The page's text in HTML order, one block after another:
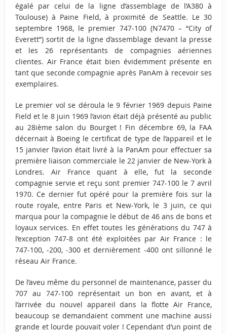
égalé par celui de la ligne d’assemblage de l’A380 à
Toulouse) à Paine Field, à proximité de Seattle. Le 30
septembre 1968, le premier 747-100 (N7470 – “City of
Everett”) sortit de la ligne d’assemblage devant la presse
et les 26 représentants de compagnies aériennes
clientes. Air France était bien évidemment présente en
tant que seconde compagnie après PanAm à recevoir ses
exemplaires.
Le premier vol se déroula le 9 février 1969 depuis Paine
Field et le 8 juin 1969 l’avion était déjà présenté au public
au 28ième salon du Bourget ! Fin décembre 69, la FAA
décernait à Boeing le certificat de type de l’appareil et le
15 janvier l’avion était livré à la PanAm pour effectuer sa
première liaison commerciale le 22 janvier de New-York à
Londres. Air France quant à elle, fut la seconde
compagnie servie et reçu sont premier 747-100 le 7 avril
1970. Ce dernier fut opéré pour la première fois sur la
route royale, entre Paris et New-York, le 3 juin, ce qui
marqua pour la compagnie le début de 46 ans de bons et
loyaux services. En effet toutes les générations du 747 à
l’exception 747-8 ont été exploitées par Air France : le
747-100, -200, -300 et dernièrement -400 ont sillonné le
réseau Air France.
De l’aveu même du personnel de maintenance, passer du
707 au 747-100 représentait un bon en avant, et à
l’arrivée du nouvel appareil dans la flotte Air France,
beaucoup se demandaient comment une machine aussi
grande et lourde pouvait voler ! Cependant d’un point de